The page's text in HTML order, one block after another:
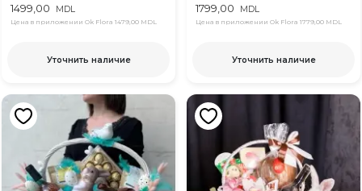
1499,00 MDL
Цена в приложении Ok Flora 1479,00 MDL
Уточнить наличие
1799,00 MDL
Цена в приложении Ok Flora 1779,00 MDL
Уточнить наличие